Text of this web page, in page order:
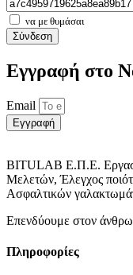
να με θυμάσαι
Σύνδεση
Εγγραφή στο
Email
Εγγραφή
BITULAB Ε.Π.Ε.
Μελετών, Έλεγχος
Ασφαλτικών
Επενδύουμε στον
Πληροφορίες